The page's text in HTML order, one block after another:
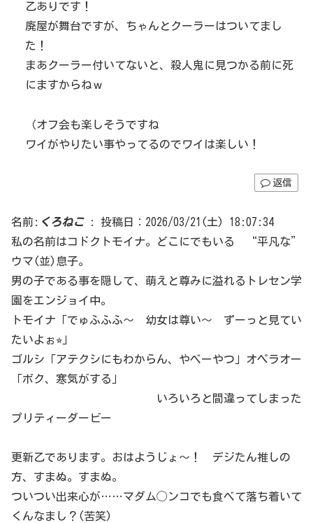
乙ありです！
廃屋が舞台ですが、ちゃんとクーラーはついてまし
た！
まあクーラー付いてないと、殺人鬼に見つかる前に死
にますからねｗ
（オフ会も楽しそうですね
ワイがやりたい事やってるのでワイは楽しい！
返信
名前: くろねこ:
投稿日：2026/03/21(土) 18:07:34
私の名前はコドクトモイナ。どこにでもいる “平凡な”
ウマ(並)息子。
男の子である事を隠して、萌えと尊みに溢れるトレセン学
園をエンジョイ中。
トモイナ「でゅふふふ〜 幼女は尊い〜 ずーっと見てい
たいよぉ⭐︎」
ゴルシ「アテクシにもわからん、やべーやつ」オペラオー
「ボク、寒気がする」
いろいろと間違ってしまった
プリティーダービー
更新乙であります。おはようじょ〜！ デジたん推しの
方、すまぬ。すまぬ。
ついつい出来心が……マダム◯ンコでも食べて落ち着いて
くんなまし？(苦笑)